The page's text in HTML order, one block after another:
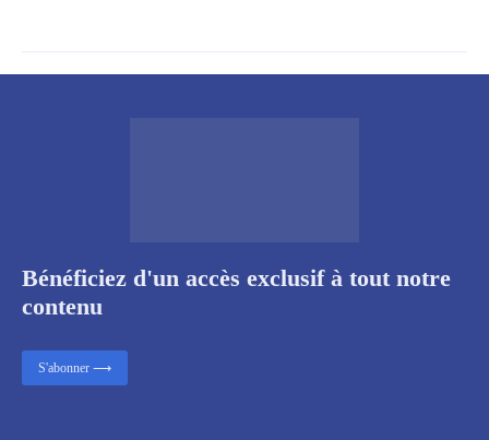
Bénéficiez d'un accès exclusif à tout notre
contenu
S'abonner ⟶